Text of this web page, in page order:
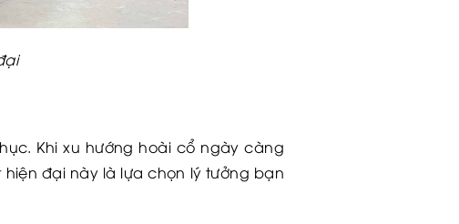
Khi xu hướng hoài cổ ngày càng
đại này là lựa chọn lý tưởng bạn